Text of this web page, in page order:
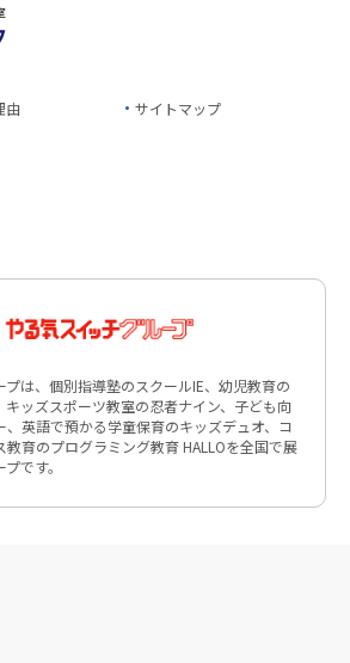
由
サイトマップ
プは、個別指導塾のスクールIE、幼児教育の
キッズスポーツ教室の忍者ナイン、子ども向
、英語で預かる学童保育のキッズデュオ、コ
教育のプログラミング教育 HALLOを全国で展
です。